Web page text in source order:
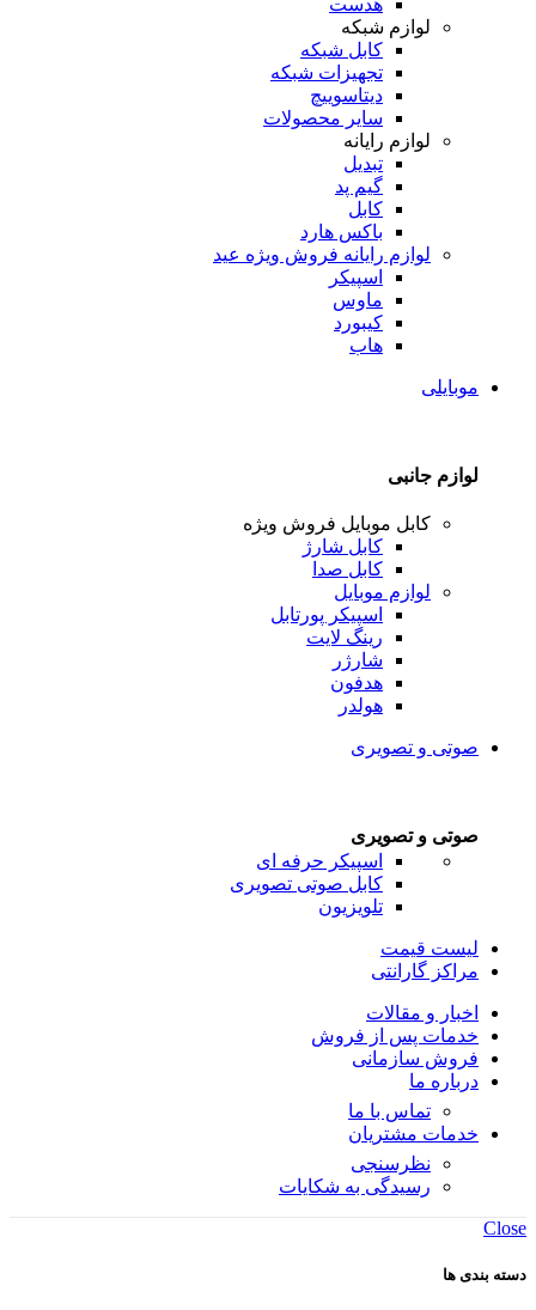
لوازم شبکه
کابل شبکه
تجهیزات شبکه
دیتاسوییچ
سایر محصولات
لوازم رایانه
تبدیل
گیم پد
کابل
باکس هارد
لوازم رایانه فروش ویژه عید
اسپیکر
ماوس
کیبورد
هاب
موبایلی
لوازم جانبی
کابل موبایل فروش ویژه
کابل شارژ
کابل صدا
لوازم موبایل
اسپیکر پورتابل
رینگ لایت
شارژر
هدفون
هولدر
صوتی و تصویری
صوتی و تصویری
اسپیکر حرفه ای
کابل صوتی تصویری
تلویزیون
لیست قیمت
مراکز گارانتی
اخبار و مقالات
خدمات پس از فروش
فروش سازمانی
درباره ما
تماس با ما
خدمات مشتریان
نظرسنجی
رسیدگی به شکایات
Close
دسته بندی ها